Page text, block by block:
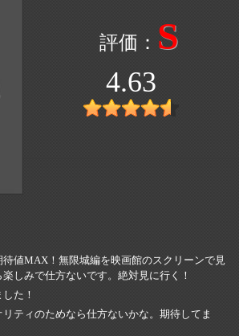
S
4.63
待値MAX！無限城編を映画館のスクリーンで見
しみで仕方ないです。絶対見に行く！
た！
ティのためなら仕方ないかな。期待してま